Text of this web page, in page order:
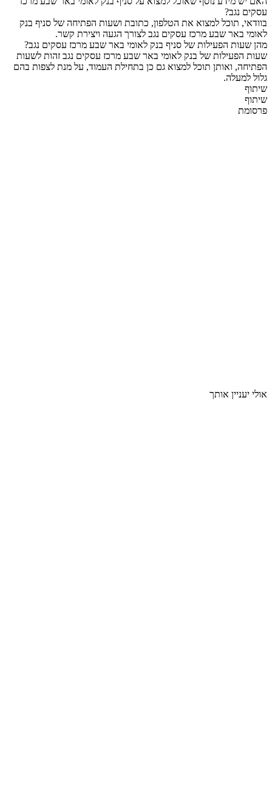
עסקים נגב?
בוודאי, תוכל למצוא את הטלפון, כתובת ושעות הפתיחה של סניף בנק
לאומי באר שבע מרכז עסקים נגב לצורך הגעה ויצירת קשר.
מהן שעות הפעילות של סניף בנק לאומי באר שבע מרכז עסקים נגב?
שעות הפעילות של בנק לאומי באר שבע מרכז עסקים נגב זהות לשעות
הפתיחה, ואותן תוכל למצוא גם כן בתחילת העמוד, על מנת לצפות בהם
גלול למעלה.
שיתוף
שיתוף
פרסומת
אולי יעניין אותך